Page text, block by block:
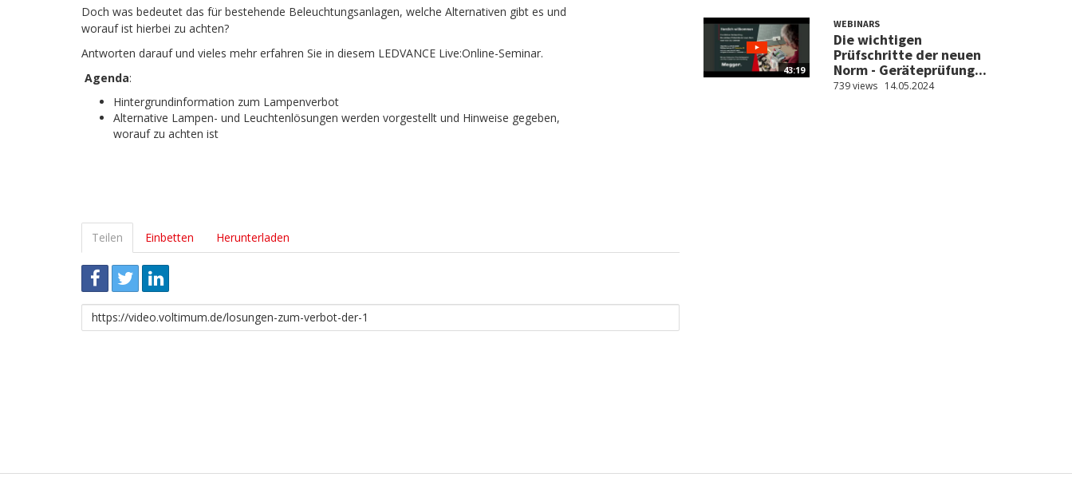
Doch was bedeutet das für bestehende Beleuchtungsanlagen, welche Alternativen gibt es und
worauf ist hierbei zu achten?
Antworten darauf und vieles mehr erfahren Sie in diesem LEDVANCE Live:Online-Seminar.
Agenda:
Hintergrundinformation zum Lampenverbot
Alternative Lampen- und Leuchtenlösungen werden vorgestellt und Hinweise gegeben,
worauf zu achten ist
Teilen Einbetten Herunterladen
Link
zum
43:19
WEBINARS
Die wichtigen
Prüfschritte der neuen
Norm - Geräteprüfung...
739 views 14.05.2024